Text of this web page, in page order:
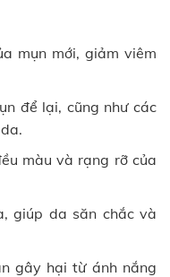
mụn mới, giảm viêm
để lại, cũng như các
màu và rạng rỡ của
giúp da săn chắc và
gây hại từ ánh nắng